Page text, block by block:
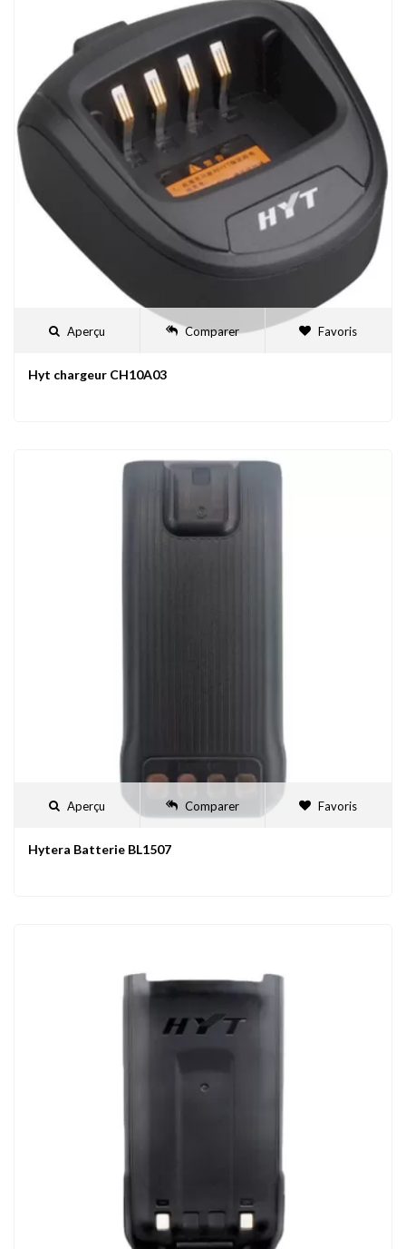
Aperçu Comparer Favoris
Hyt chargeur CH10A03
Aperçu Comparer Favoris
Hytera Batterie BL1507